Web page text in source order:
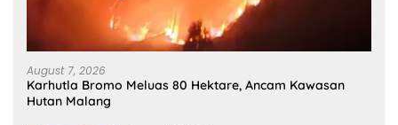
August 7, 2026
Karhutla Bromo Meluas 80 Hektare, Ancam Kawasan
Hutan Malang